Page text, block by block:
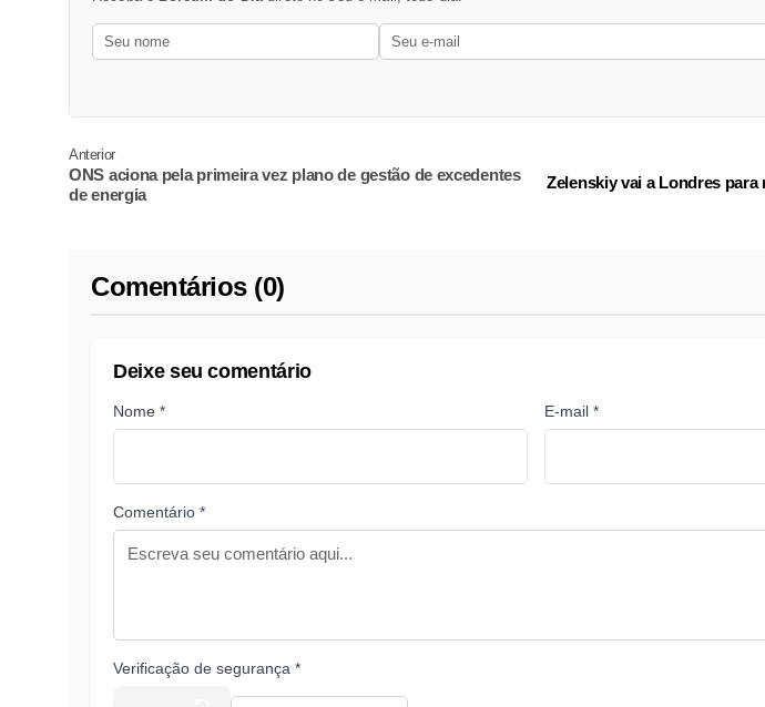
Anterior
ONS aciona pela primeira vez plano de gestão de excedentes
de energia
Zelenskiy vai a Londres
Comentários (0)
Deixe seu comentário
Nome * E-mail *
Comentário *
Verificação de segurança *